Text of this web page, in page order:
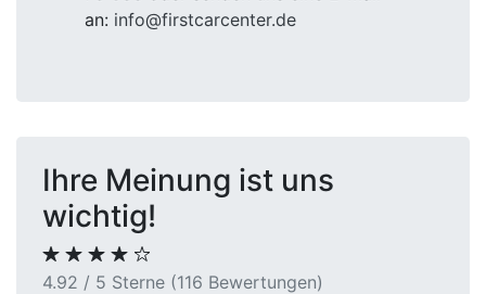
an: info@firstcarcenter.de
Ihre Meinung ist uns
wichtig!
4.92 / 5 Sterne (116 Bewertungen)